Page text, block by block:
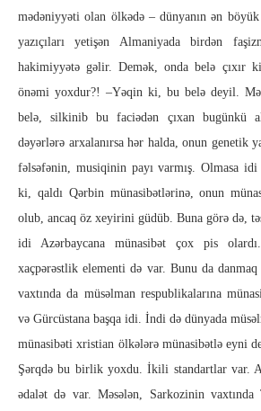
mədəniyyəti olan ölkədə – dünyanın ən
yazıçıları yetişən Almaniyada birdən
hakimiyyətə gəlir. Demək, onda belə çıxır
önəmi yoxdur?! –Yəqin ki, bu belə deyil.
belə, silkinib bu faciədən çıxan bugünkü
dəyərlərə arxalanırsa hər halda, onun genetik
fəlsəfənin, musiqinin payı varmış. Olmasa
ki, qaldı Qərbin münasibətlərinə, onun
olub, ancaq öz xeyirini güdüb. Buna görə də,
idi Azərbaycana münasibət çox pis
xaçpərəstlik elementi də var. Bunu da
vaxtında da müsəlman respublikalarına
və Gürcüstana başqa idi. İndi də dünyada
münasibəti xristian ölkələrə münasibətlə eyni
Şərqdə bu birlik yoxdu. İkili standartlar var.
ədalət də var. Məsələn, Sarkozinin vaxtında